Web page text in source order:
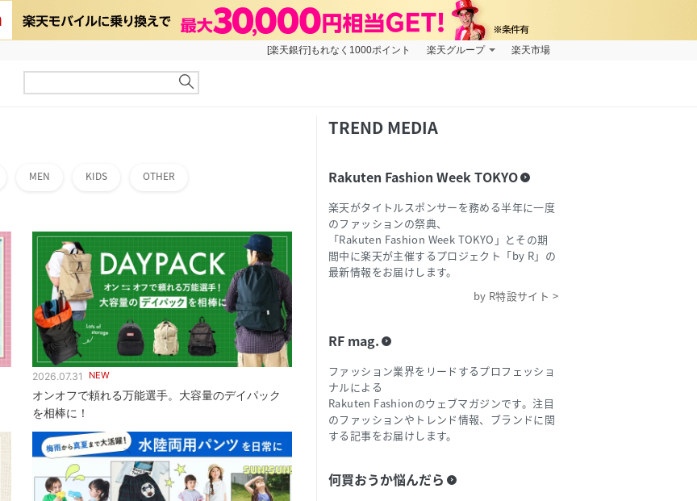
[楽天銀行]もれなく1000ポイント 楽天グループ 楽天市場
MEN KIDS OTHER
2026.07.31 NEW
オンオフで頼れる万能選手。大容量のデイパック
を相棒に！
TREND MEDIA
Rakuten Fashion Week TOKYO
楽天がタイトルスポンサーを務める半年に一度
のファッションの祭典、
「Rakuten Fashion Week TOKYO」とその期
間中に楽天が主催するプロジェクト「by R」の
最新情報をお届けします。
by R特設サイト >
RF mag.
ファッション業界をリードするプロフェッショ
ナルによる
Rakuten Fashionのウェブマガジンです。注目
のファッションやトレンド情報、ブランドに関
する記事をお届けします。
何買おうか悩んだら